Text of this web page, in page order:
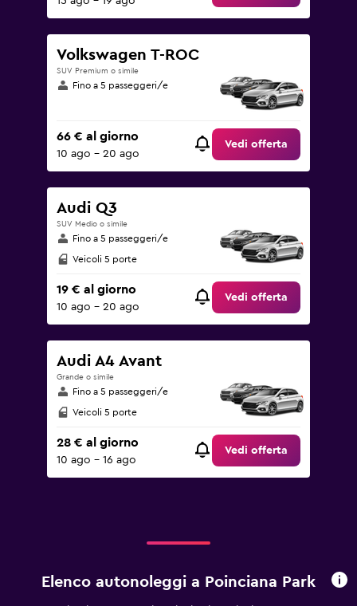
Volkswagen T-ROC
SUV Premium o simile
Fino a 5 passeggeri/e
66 € al giorno
10 ago - 20 ago
Vedi offerta
Audi Q3
SUV Medio o simile
Fino a 5 passeggeri/e
Veicoli 5 porte
19 € al giorno
10 ago - 20 ago
Vedi offerta
Audi A4 Avant
Grande o simile
Fino a 5 passeggeri/e
Veicoli 5 porte
28 € al giorno
10 ago - 16 ago
Vedi offerta
Elenco autonoleggi a Poinciana Park